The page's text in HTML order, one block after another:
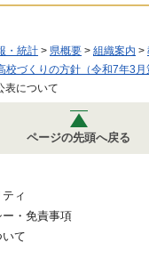
・統計 > 県概要 > 組織案内 >
校づくりの方針（令和7年3月
表について
ページの先頭へ戻る
ィ
・免責事項
て